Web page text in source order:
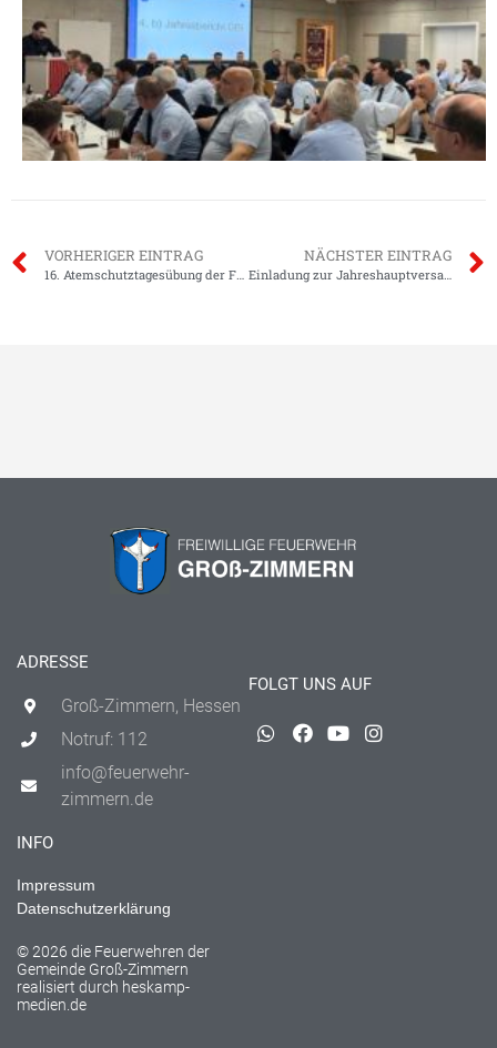
VORHERIGER EINTRAG
16. Atemschutztagesübung der Feuerwehr Groß- und Klein-Zimmern
NÄCHSTER EINTRAG
Einladung zur Jahreshauptversammlung 2026
ADRESSE
Groß-Zimmern, Hessen
Notruf: 112
info@feuerwehr-
zimmern.de
FOLGT UNS AUF
INFO
Impressum
Datenschutzerklärung
© 2026 die Feuerwehren der
Gemeinde Groß-Zimmern
realisiert durch heskamp-
medien.de